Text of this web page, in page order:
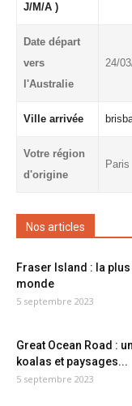
J/M/A )
Date départ
vers
l'Australie
24/
Ville arrivée
Votre région
d'origine
Paris
Nos articles
Fraser Island : la
monde
5 septembre 2023
Great Ocean Road :
koalas et paysages...
5 septembre 2023